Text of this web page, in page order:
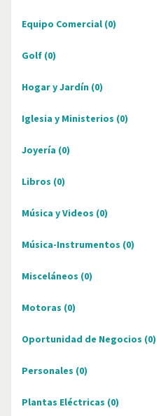
Equipo Comercial (0)
Golf (0)
Hogar y Jardín (0)
Iglesia y Ministerios (0)
Joyería (0)
Libros (0)
Música y Videos (0)
Música-Instrumentos (0)
Misceláneos (0)
Motoras (0)
Oportunidad de Negocios (0)
Personales (0)
Plantas Eléctricas (0)